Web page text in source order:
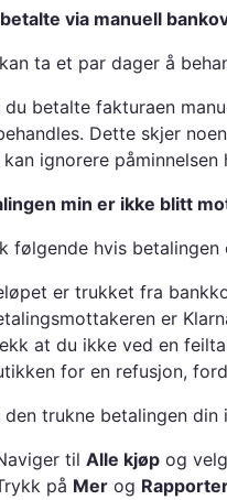
via manuell
ta et par dager å
du betalte fakturaen
Dette skjer
kan ignorere
min er ikke blitt
følgende hvis
er trukket fra
er
at du ikke ved en
for en refusjon,
den trukne betalingen
til Alle kjøp og
på Mer og